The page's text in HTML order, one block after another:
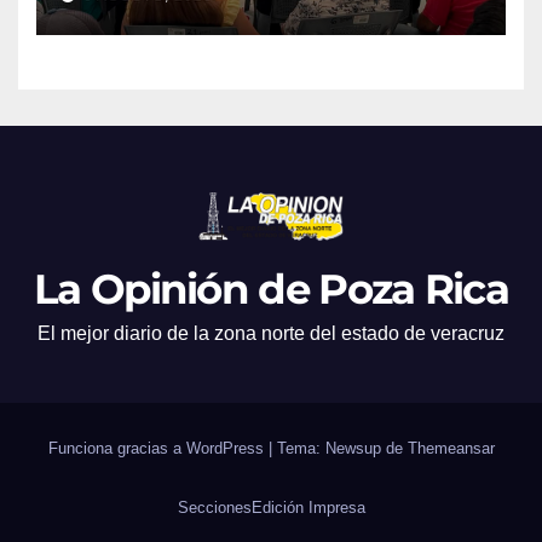
La Opinión de Poza Rica
El mejor diario de la zona norte del estado de veracruz
Funciona gracias a WordPress Tema: Newsup de Themeansar
Secciones Edición Impresa